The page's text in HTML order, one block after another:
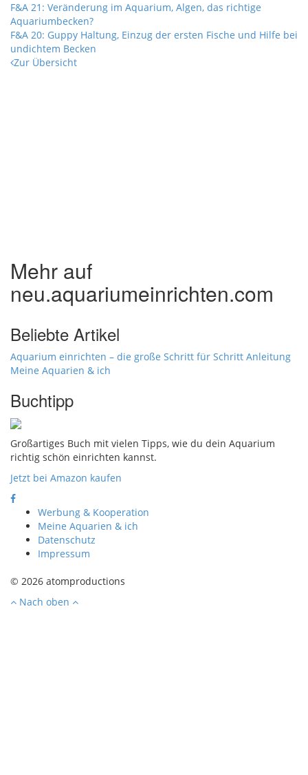
F&A 21: Veränderung im Aquarium, Algen, das richtige
Aquariumbecken?
F&A 20: Guppy Haltung, Einzug der ersten Fische und Hilfe bei
undichtem Becken
Zur Übersicht
Mehr auf
neu.aquariumeinrichten.com
Beliebte Artikel
Aquarium einrichten – die große Schritt für Schritt Anleitung
Meine Aquarien & ich
Buchtipp
Großartiges Buch mit vielen Tipps, wie du dein Aquarium
richtig schön einrichten kannst.
Jetzt bei Amazon kaufen
Werbung & Kooperation
Meine Aquarien & ich
Datenschutz
Impressum
© 2026 atomproductions
Nach oben